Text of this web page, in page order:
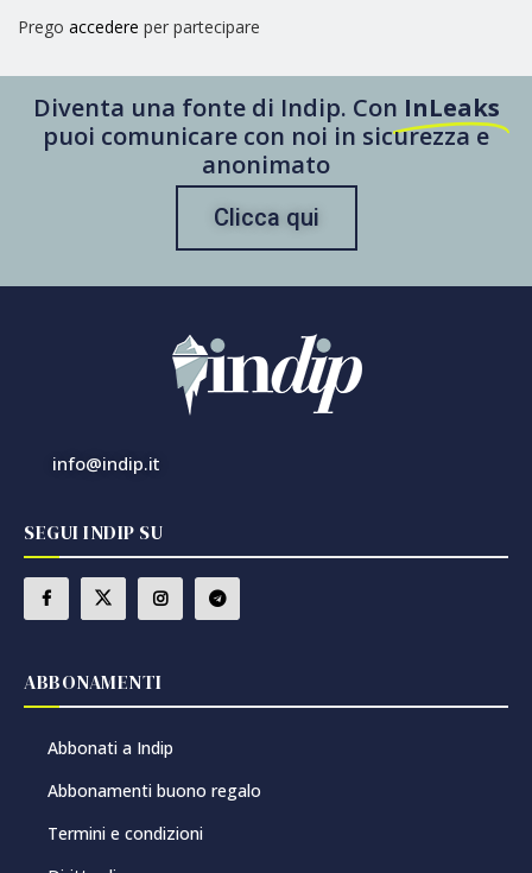
Prego accedere per partecipare
Diventa una fonte di Indip. Con InLeaks
puoi comunicare con noi in sicurezza e
anonimato
Clicca qui
info@indip.it
SEGUI INDIP SU
ABBONAMENTI
Abbonati a Indip
Abbonamenti buono regalo
Termini e condizioni